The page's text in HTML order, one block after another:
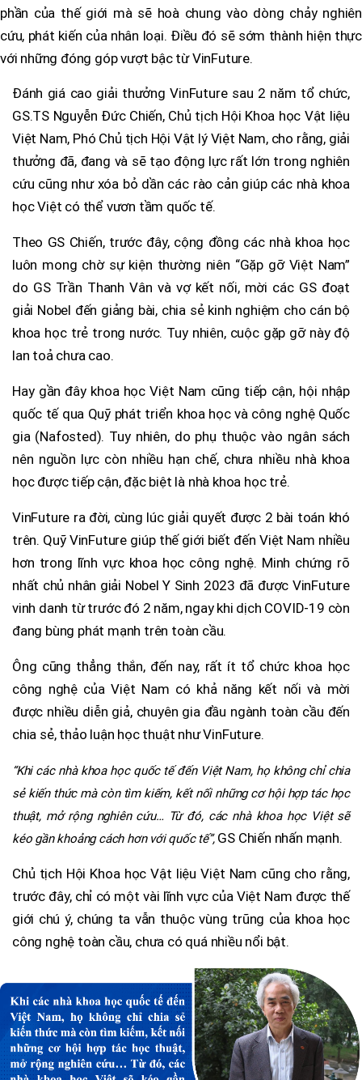
phần của thế giới mà sẽ hoà chung vào dòng chảy nghiên
cứu, phát kiến của nhân loại. Điều đó sẽ sớm thành hiện thực
với những đóng góp vượt bậc từ VinFuture.
Đánh giá cao giải thưởng VinFuture sau 2 năm tổ chức,
GS.TS Nguyễn Đức Chiến, Chủ tịch Hội Khoa học Vật liệu
Việt Nam, Phó Chủ tịch Hội Vật lý Việt Nam, cho rằng, giải
thưởng đã, đang và sẽ tạo động lực rất lớn trong nghiên
cứu cũng như xóa bỏ dần các rào cản giúp các nhà khoa
học Việt có thể vươn tầm quốc tế.
Theo GS Chiến, trước đây, cộng đồng các nhà khoa học
luôn mong chờ sự kiện thường niên “Gặp gỡ Việt Nam”
do GS Trần Thanh Vân và vợ kết nối, mời các GS đoạt
giải Nobel đến giảng bài, chia sẻ kinh nghiệm cho cán bộ
khoa học trẻ trong nước. Tuy nhiên, cuộc gặp gỡ này độ
lan toả chưa cao.
Hay gần đây khoa học Việt Nam cũng tiếp cận, hội nhập
quốc tế qua Quỹ phát triển khoa học và công nghệ Quốc
gia (Nafosted). Tuy nhiên, do phụ thuộc vào ngân sách
nên nguồn lực còn nhiều hạn chế, chưa nhiều nhà khoa
học được tiếp cận, đặc biệt là nhà khoa học trẻ.
VinFuture ra đời, cùng lúc giải quyết được 2 bài toán khó
trên. Quỹ VinFuture giúp thế giới biết đến Việt Nam nhiều
hơn trong lĩnh vực khoa học công nghệ. Minh chứng rõ
nhất chủ nhân giải Nobel Y Sinh 2023 đã được VinFuture
vinh danh từ trước đó 2 năm, ngay khi dịch COVID-19 còn
đang bùng phát mạnh trên toàn cầu.
Ông cũng thẳng thắn, đến nay, rất ít tổ chức khoa học
công nghệ của Việt Nam có khả năng kết nối và mời
được nhiều diễn giả, chuyên gia đầu ngành toàn cầu đến
chia sẻ, thảo luận học thuật như VinFuture.
“Khi các nhà khoa học quốc tế đến Việt Nam, họ không chỉ chia
sẻ kiến thức mà còn tìm kiếm, kết nối những cơ hội hợp tác học
thuật, mở rộng nghiên cứu… Từ đó, các nhà khoa học Việt sẽ
kéo gần khoảng cách hơn với quốc tế”,GS Chiến nhấn mạnh.
Chủ tịch Hội Khoa học Vật liệu Việt Nam cũng cho rằng,
trước đây, chỉ có một vài lĩnh vực của Việt Nam được thế
giới chú ý, chúng ta vẫn thuộc vùng trũng của khoa học
công nghệ toàn cầu, chưa có quá nhiều nổi bật.